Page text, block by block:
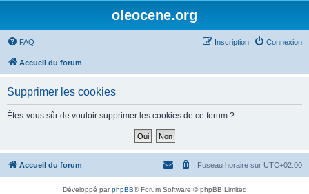
oleocene.org
FAQ Connexion
Inscription
Accueil du forum
Supprimer les cookies
Êtes-vous sûr de vouloir supprimer les cookies de ce forum ?
Accueil du forum Fuseau horaire sur UTC+02:00
Développé parphpBB® Forum Software © phpBB Limited